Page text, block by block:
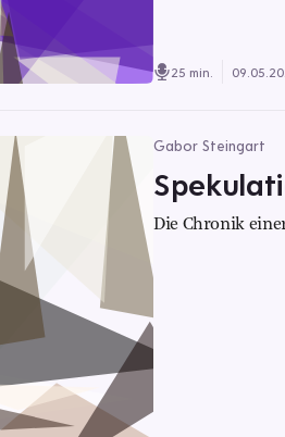
25 min.
Gabor Steingart
Die Chronik